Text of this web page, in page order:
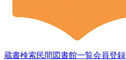
蔵書検索民間図書館一覧会員登録